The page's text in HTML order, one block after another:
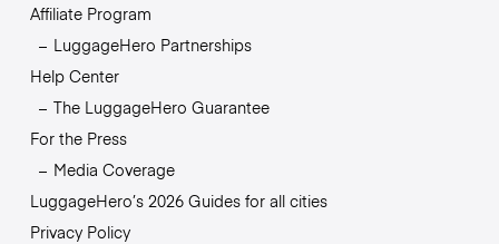
Affiliate Program
LuggageHero Partnerships
Help Center
The LuggageHero Guarantee
For the Press
Media Coverage
LuggageHero’s 2026 Guides for all cities
Privacy Policy